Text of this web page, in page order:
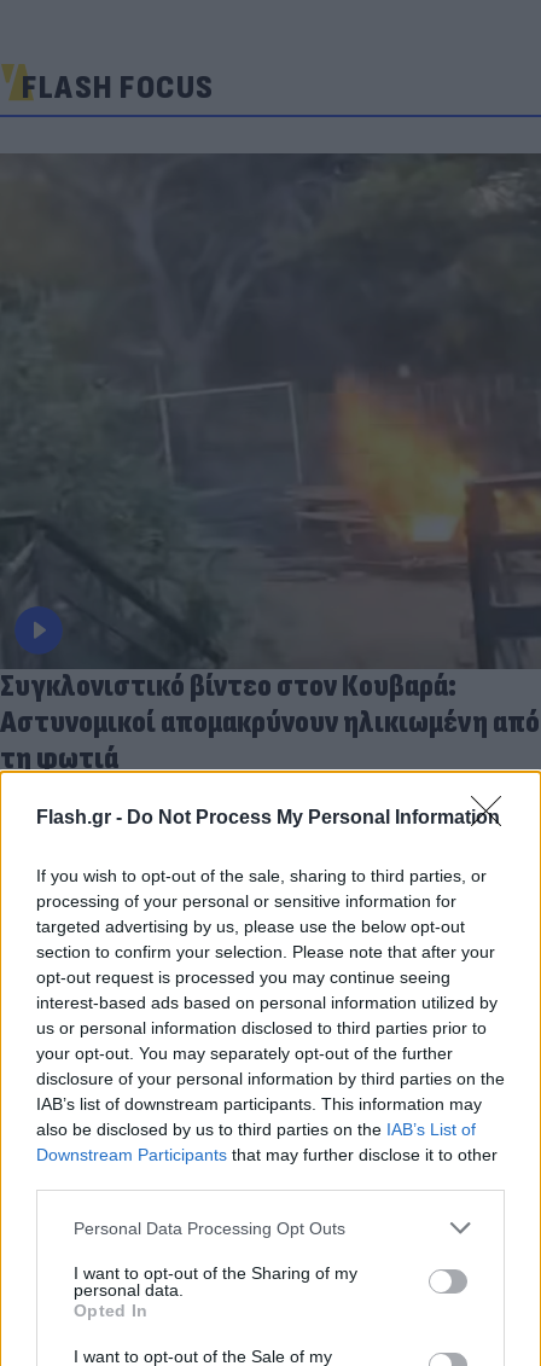
Flash.gr - Do Not Process My Personal Information
If you wish to opt-out of the sale, sharing to third parties, or
processing of your personal or sensitive information for
targeted advertising by us, please use the below opt-out
section to confirm your selection. Please note that after your
opt-out request is processed you may continue seeing
interest-based ads based on personal information utilized by
us or personal information disclosed to third parties prior to
your opt-out. You may separately opt-out of the further
disclosure of your personal information by third parties on the
IAB’s list of downstream participants. This information may
also be disclosed by us to third parties on the IAB’s List of
Downstream Participants that may further disclose it to other
Please note that this website/app uses one or more Google
not limited to your visit or usage behaviour. You may click to
grant or deny consent to Google and its third-party tags to
use your data for below specified purposes in below Google
consent section.
Personal Data Processing Opt Outs
I want to opt-out of the Sharing of my
personal data.
Opted In
I want to opt-out of the Sale of my
FLASH FOCUS
Συγκλονιστικό βίντεο στον Κουβαρά:
Αστυνομικοί απομακρύνουν ηλικιωμένη από
τη φωτιά